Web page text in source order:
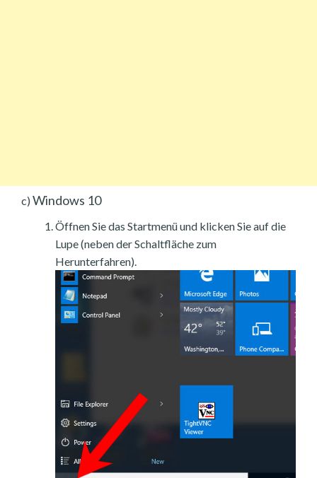
c) Windows 10
Öffnen Sie das Startmenü und klicken Sie auf die
Lupe (neben der Schaltfläche zum
Herunterfahren).